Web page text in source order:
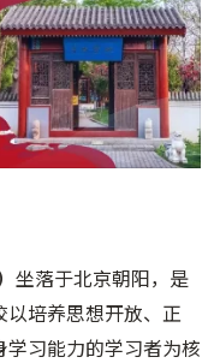
坐落于北京朝阳，是
培养思想开放、正
习能力的学习者为核